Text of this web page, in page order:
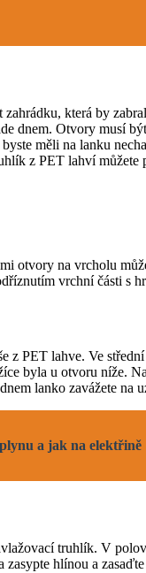
která by
dnem. Otvory musí
měli na lanku
z PET lahví
otvory na vrcholu
vrchní části s
PET lahve. Ve
byla u otvoru níže.
lanko zavážete na
a jak na elektřině
truhlík. V
hlínou a